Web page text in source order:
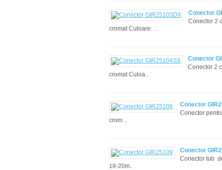
Conector
Conector 2
cromat Culoare: ..
Conector
Conector 2
cromat Culoa..
Conector
Conector
crom ..
Conector
Conector tub
18-20m..